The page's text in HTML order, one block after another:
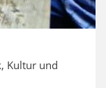
Kultur und